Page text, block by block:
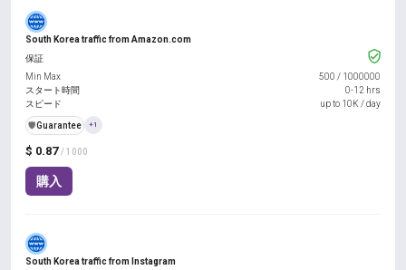
South Korea traffic from Amazon.com
$ 0.87 / 1000
購入
保証
Min Max
500 / 1000000
スタート時間
0-12 hrs
スピード
up to 10K / day
️🛡️Guarantee +1
South Korea traffic from Instagram